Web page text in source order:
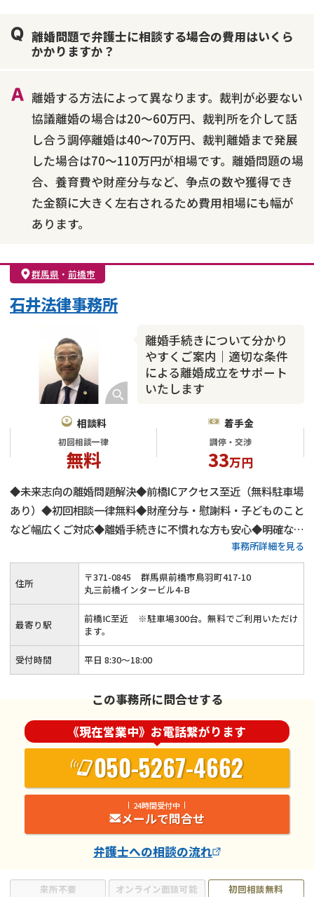
不貞・不倫慰謝料請求
国際離婚
養育費問題
財産分与
離婚問題で弁護士に相談する場合の費用はいくら
かかりますか？
離婚する方法によって異なります。裁判が必要ない
協議離婚の場合は20～60万円、裁判所を介して話
し合う調停離婚は40～70万円、裁判離婚まで発展
した場合は70～110万円が相場です。離婚問題の場
合、養育費や財産分与など、争点の数や獲得でき
た金額に大きく左右されるため費用相場にも幅が
あります。
群馬県 ・ 前橋市
離婚手続きについて分かり
やすくご案内｜適切な条件
による離婚成立をサポート
いたします
石井法律事務所
相談料
初回相談一律
無料
着手金
調停・交渉
33万円
◆未来志向の離婚問題解決◆前橋ICアクセス至近（無料駐車場
あり）◆初回相談一律無料◆財産分与・慰謝料・子どものこと
など幅広くご対応◆離婚手続きに不慣れな方も安心◆明確な仕
事務所詳細を見る
来所不要 オンライン面談可能
初回相談無料
住所 〒371-0845
群馬県前橋市鳥羽町417-10
丸三前橋インタービル4-B
最寄り駅
前橋IC至近 ※駐車場300台。無料でご利用いただけ
ます。
受付時間 平日 8:30～18:00
この事務所に問合せする
《現在営業中》お電話繋がります
050-5267-4662
24時間受付中
メールで問合せ
弁護士への相談の流れ